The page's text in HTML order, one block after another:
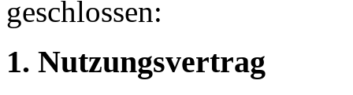
geschlossen:
1. Nutzungsvertrag